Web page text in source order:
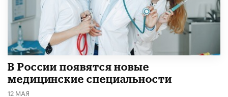
В России появятся новые
медицинские специальности
12 МАЯ